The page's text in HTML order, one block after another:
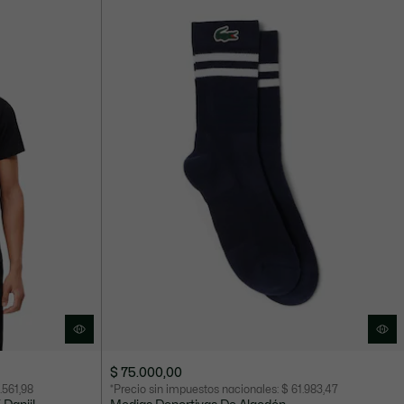
$ 75.000,00
*Precio sin impuestos nacionales: $ 61.983,47